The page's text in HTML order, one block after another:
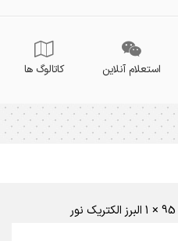
استعلام آنلاین کاتالوگ ها